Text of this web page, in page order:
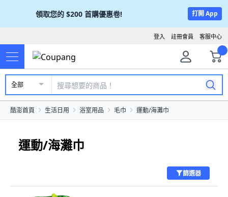
領取您的 $200 首購優惠卷! 打開 App
客服中心
註冊會員
登入
全部
酷澎首頁 生活日用 浴室用品 毛巾 運動/海灘巾
運動/海灘巾
篩選器